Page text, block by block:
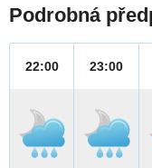
Podrobná
22:00 23:00